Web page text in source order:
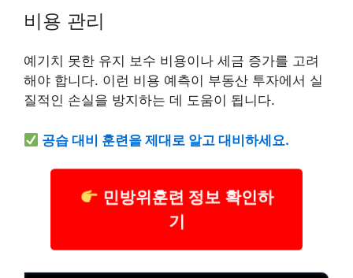
비용 관리
예기치 못한 유지 보수 비용이나 세금 증가를 고려
해야 합니다. 이런 비용 예측이 부동산 투자에서 실
질적인 손실을 방지하는 데 도움이 됩니다.
공습 대비 훈련을 제대로 알고 대비하세요.
민방위훈련 정보 확인하
기